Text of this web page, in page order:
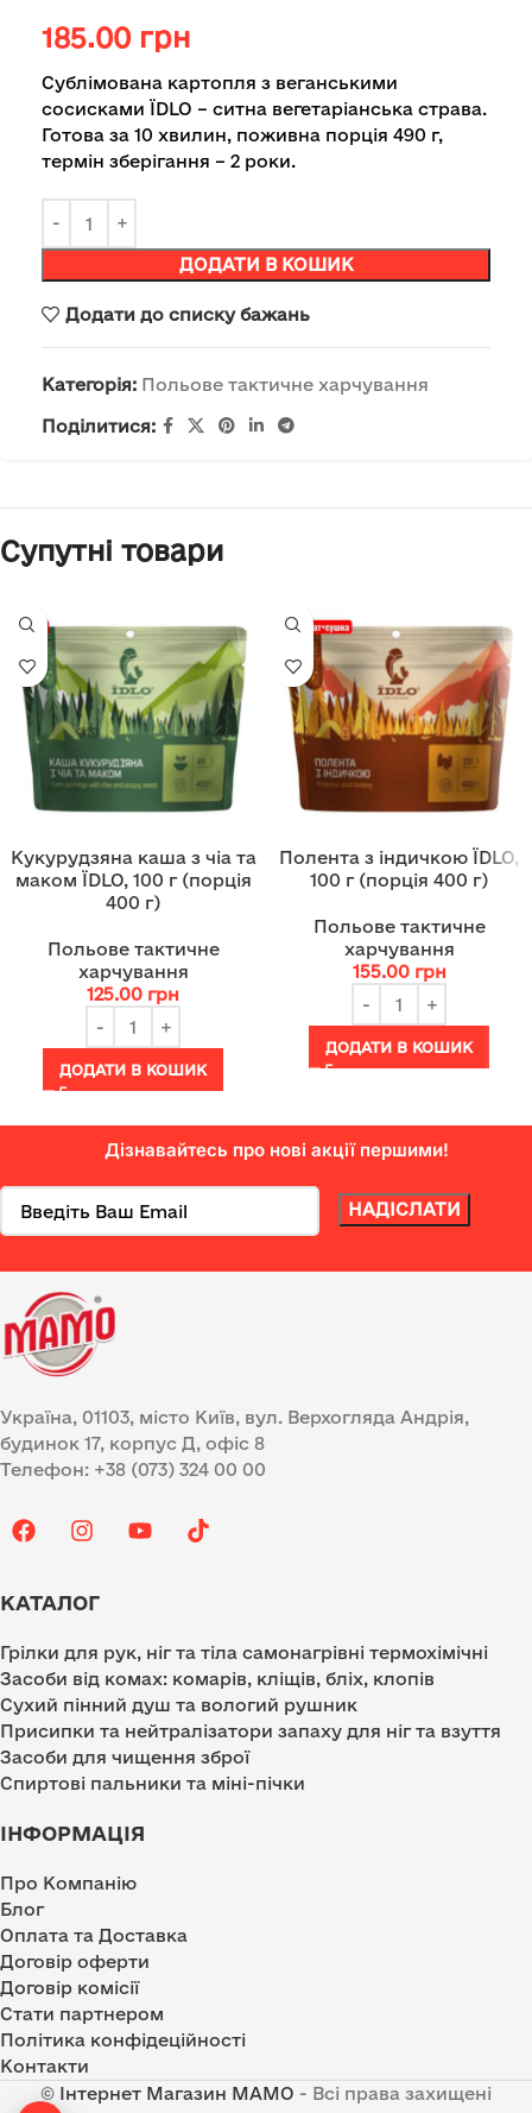
185.00 грн
Сублімована картопля з веганськими
сосисками ЇDLO – ситна вегетаріанська страва.
Готова за 10 хвилин, поживна порція 490 г,
термін зберігання – 2 роки.
ДОДАТИ В КОШИК
Додати до списку бажань
Категорія: Польове тактичне харчування
Поділитися:
Супутні товари
Кукурудзяна каша з чіа та
маком ЇDLO, 100 г (порція
400 г)
Польове тактичне
харчування
125.00 грн
ДОДАТИ В КОШИК
Полента з індичкою ЇDLO,
100 г (порція 400 г)
Польове тактичне
харчування
155.00 грн
ДОДАТИ В КОШИК
Дізнавайтесь про нові акції першими!
Україна, 01103, місто Київ, вул. Верхогляда Андрія,
будинок 17, корпус Д, офіс 8
Телефон: +38 (073) 324 00 00
КАТАЛОГ
Грілки для рук, ніг та тіла самонагрівні термохімічні
Засоби від комах: комарів, кліщів, бліх, клопів
Сухий пінний душ та вологий рушник
Присипки та нейтралізатори запаху для ніг та взуття
Засоби для чищення зброї
Спиртові пальники та міні-пічки
ІНФОРМАЦІЯ
Про Компанію
Блог
Оплата та Доставка
Договір оферти
Договір комісії
Стати партнером
Політика конфідеційності
Контакти
© Інтернет Магазин MAMO - Всі права захищені